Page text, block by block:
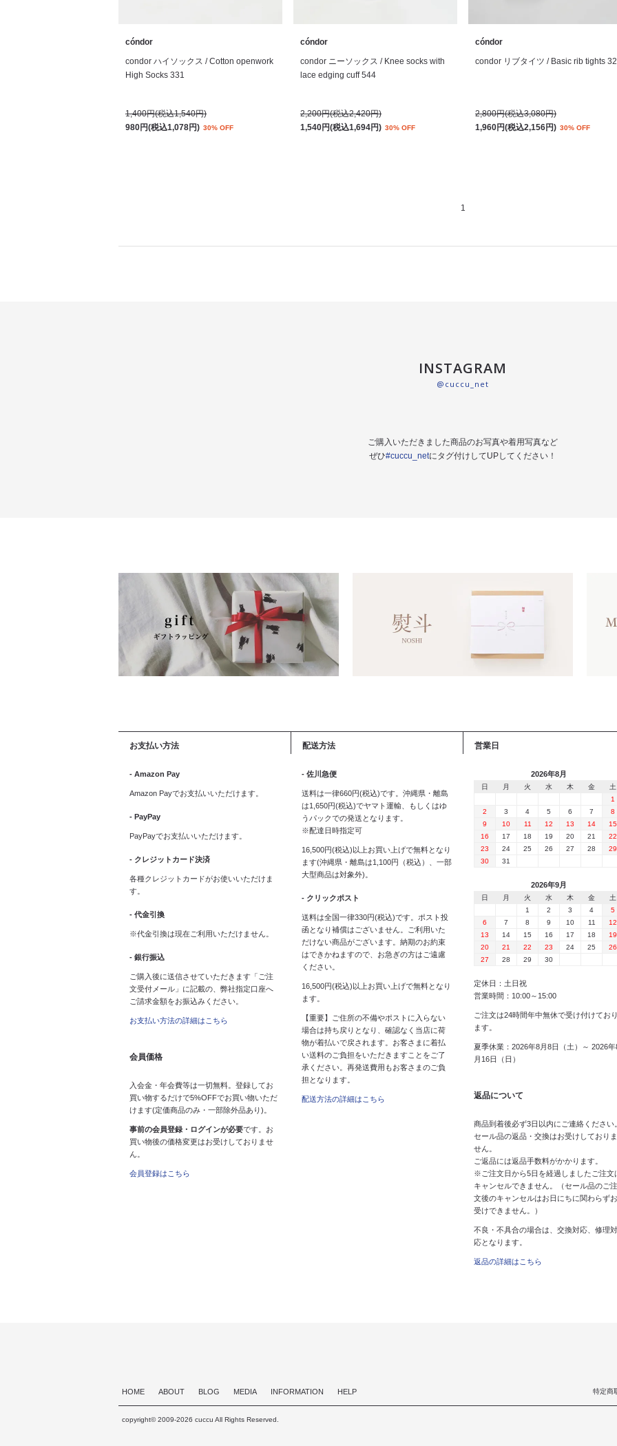
cóndor
condor ハイソックス / Cotton openwork
High Socks 331
1,400円(税込1,540円)
980円(税込1,078円) 30% OFF
cóndor
condor ニーソックス / Knee socks with
lace edging cuff 544
2,200円(税込2,420円)
1,540円(税込1,694円) 30% OFF
cóndor
condor リブタイツ / Basic rib tights
2,800円(税込3,080円)
1,960円(税込2,156円) 30% OFF
1
INSTAGRAM
@cuccu_net
ご購入いただきました商品のお写真や着用写真など
ぜひ#cuccu_netにタグ付けしてUPしてください！
お支払い方法
- Amazon Pay
Amazon Payでお支払いいただけます。
- PayPay
PayPayでお支払いいただけます。
- クレジットカード決済
各種クレジットカードがお使いいただけま
す。
- 代金引換
※代金引換は現在ご利用いただけません。
- 銀行振込
ご購入後に送信させていただきます「ご注
文受付メール」に記載の、弊社指定口座へ
ご請求金額をお振込みください。
お支払い方法の詳細はこちら
会員価格
入会金・年会費等は一切無料。登録してお
買い物するだけで5%OFFでお買い物いただ
けます(定価商品のみ・一部除外品あり)。
事前の会員登録・ログインが必要です。お
買い物後の価格変更はお受けしておりませ
ん。
会員登録はこちら
配送方法
- 佐川急便
送料は一律660円(税込)です。沖縄県・離島
は1,650円(税込)でヤマト運輸、もしくはゆ
うパックでの発送となります。
※配達日時指定可
16,500円(税込)以上お買い上げで無料となり
ます(沖縄県・離島は1,100円（税込）、一部
大型商品は対象外)。
- クリックポスト
送料は全国一律330円(税込)です。ポスト投
函となり補償はございません。ご利用いた
だけない商品がございます。納期のお約束
はできかねますので、お急ぎの方はご遠慮
ください。
16,500円(税込)以上お買い上げで無料となり
ます。
【重要】ご住所の不備やポストに入らない
場合は持ち戻りとなり、確認なく当店に荷
物が着払いで戻されます。お客さまに着払
い送料のご負担をいただきますことをご了
承ください。再発送費用もお客さまのご負
担となります。
配送方法の詳細はこちら
営業日
2026年8月
日 月 火 水 木 金
土
1
2
3 4 5 6 7
8
9
10 11 12 13 14
15
16
17 18 19 20 21
22
23
24 25 26 27 28
29
30
31
2026年9月
日 月 火 水 木 金
土
1
2 3 4
5
6
7 8 9 10 11
12
13
14 15 16 17 18
19
20
21 22 23 24 25
26
27
28 29 30
定休日：土日祝
営業時間：10:00～15:00
ご注文は24時間年中無休で受け付けてお
ます。
夏季休業：2026年8月8日（土）～ 2026年
月16日（日）
返品について
商品到着後必ず3日以内にご連絡ください
セール品の返品・交換はお受けしておりま
せん。
ご返品には返品手数料がかかります。
※ご注文日から5日を経過しましたご注文
キャンセルできません。（セール品のご注
文後のキャンセルはお日にちに関わらずお
受けできません。）
不良・不具合の場合は、交換対応、修理対
応となります。
返品の詳細はこちら
HOME ABOUT BLOG MEDIA INFORMATION HELP 特定商
copyright© 2009-2026 cuccu All Rights Reserved.